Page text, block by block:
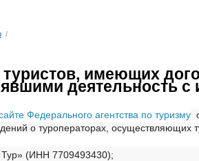
/
имеющих
деятельность с
Федерального агентства по туризму
о туроператорах, осуществляющих
(ИНН 7709493430);